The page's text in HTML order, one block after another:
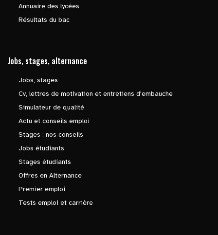
Annuaire des lycées
Résultats du bac
Jobs, stages, alternance
Jobs, stages
Cv, lettres de motivation et entretiens d'embauche
Simulateur de qualité
Actu et conseils emploi
Stages : nos conseils
Jobs étudiants
Stages étudiants
Offres en Alternance
Premier emploi
Tests emploi et carrière